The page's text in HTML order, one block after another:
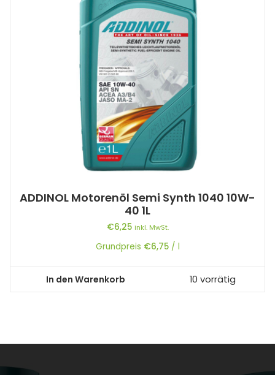
ADDINOL Motorenöl Semi Synth 1040 10W-
40 1L
€6,25 inkl. MwSt.
Grundpreis €6,75/ l
In den Warenkorb 10 vorrätig